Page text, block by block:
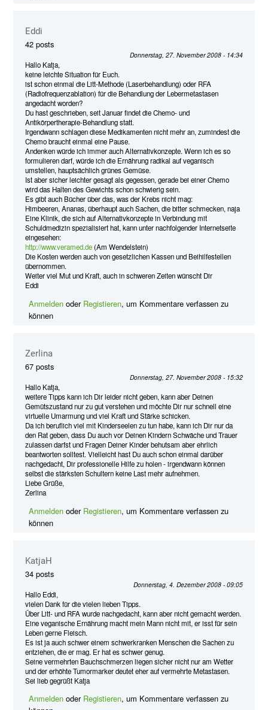
Eddi
42 posts
Donnerstag, 27. November 2008 - 14:34
Hallo Katja,
keine leichte Situation für Euch.
ist schon einmal die Litt-Methode (Laserbehandlung) oder RFA
(Radiofrequenzablation) für die Behandlung der Lebermetastasen
angedacht worden?
Du hast geschrieben, seit Januar findet die Chemo- und
Antikörpertherapie-Behandlung statt.
Irgendwann schlagen diese Medikamenten nicht mehr an, zumindest die
Chemo braucht einmal eine Pause.
Andenken würde ich immer auch Alternativkonzepte. Wenn ich es so
formulieren darf, würde ich die Ernährung radikal auf veganisch
umstellen, hauptsächlich grünes Gemüse.
Ist aber sicher leichter gesagt als gegessen, gerade bei einer Chemo
wird das Halten des Gewichts schon schwierig sein.
Es gibt auch Bücher über das, was der Krebs nicht mag:
Himbeeren, Ananas, überhaupt auch Sachen, die bitter schmecken, naja
Eine Klinik, die sich auf Alternativkonzepte in Verbindung mit
Schuldmedizin spezialisiert hat, kann unter nachfolgender Internetseite
eingesehen:
http://www.veramed.de(Am Wendelstein)
Die Kosten werden auch von gesetzlichen Kassen und Beihilfestellen
übernommen.
Weiter viel Mut und Kraft, auch in schweren Zeiten wünscht Dir
Eddi
Anmelden oder Registieren, um Kommentare verfassen zu
können
Zerlina
67 posts
Donnerstag, 27. November 2008 - 15:32
Hallo Katja,
weitere Tipps kann ich Dir leider nicht geben, kann aber Deinen
Gemütszustand nur zu gut verstehen und möchte Dir nur schnell eine
virtuelle Umarmung und viel Kraft und Stärke schicken.
Da ich beruflich viel mit Kinderseelen zu tun habe, kann ich Dir nur da
den Rat geben, dass Du auch vor Deinen Kindern Schwäche und Trauer
zulassen darfst und Fragen Deiner Kinder behutsam aber ehrlich
beantworten solltest. Vielleicht hast Du auch schon einmal darüber
nachgedacht, Dir professionelle Hilfe zu holen - irgendwann können
selbst die stärksten Schultern keine Last mehr aufnehmen.
Liebe Grüße,
Zerlina
Anmelden oder Registieren, um Kommentare verfassen zu
können
KatjaH
34 posts
Donnerstag, 4. Dezember 2008 - 09:05
Hallo Eddi,
vielen Dank für die vielen lieben Tipps.
Über Litt- und RFA wurde nachgedacht, kann aber nicht gemacht werden.
Eine veganische Ernährung macht mein Mann nicht mit, er isst für sein
Leben gerne Fleisch.
Es ist ja auch schwer einem schwerkranken Menschen die Sachen zu
entziehen, die er mag. Er hat es schwer genug.
Seine vermehrten Bauchschmerzen liegen sicher nicht nur am Wetter
und der erhöhte Tumormarker deutet eher auf vermehrte Metastasen.
Sei lieb gegrüßt Katja
Anmelden oder Registieren, um Kommentare verfassen zu